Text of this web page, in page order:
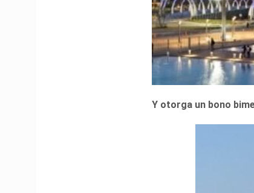
Y otorga un bono